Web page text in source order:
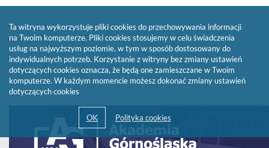
się
Ta witryna wykorzystuje pliki cookies do przechowywania informacji
na Twoim komputerze. Pliki cookies stosujemy w celu świadczenia
usług na najwyższym poziomie, w tym w sposób dostosowany do
indywidualnych potrzeb. Korzystanie z witryny bez zmiany ustawień
dotyczących cookies oznacza, że będą one zamieszczane w Twoim
komputerze. W każdym momencie możesz dokonać zmiany ustawień
dotyczących cookies